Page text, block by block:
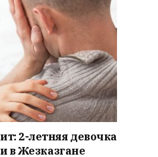
2-летняя девочка
в Жезказгане